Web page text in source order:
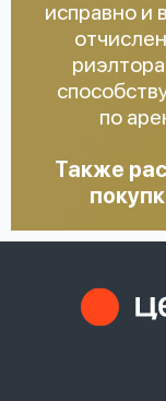
исправно и
по
Также